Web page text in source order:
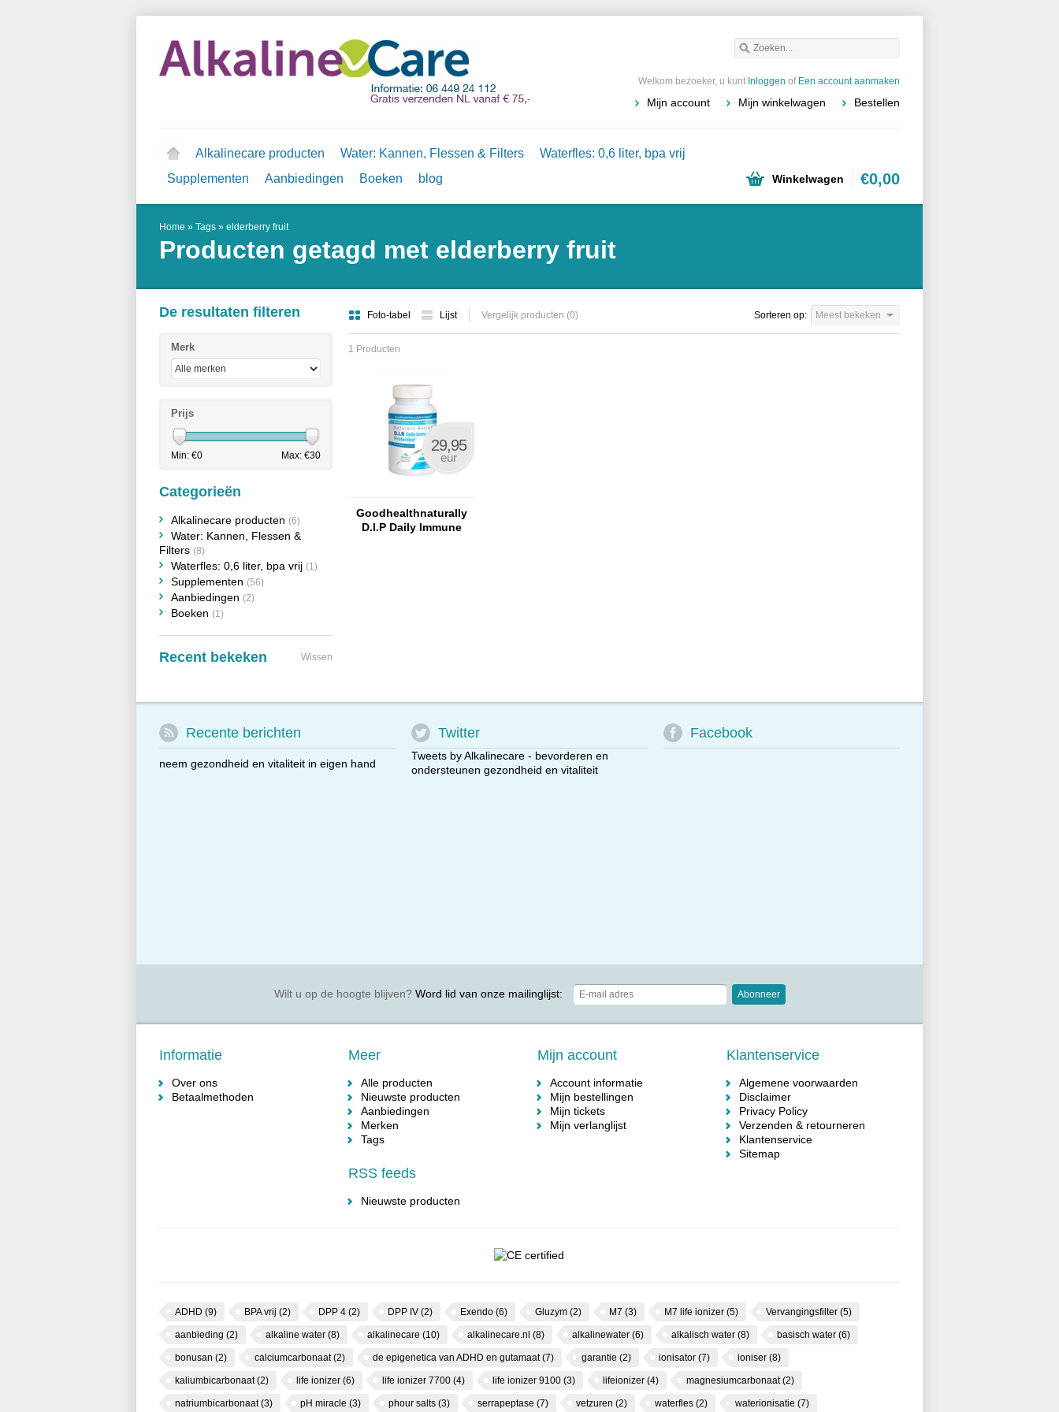
Welkom bezoeker, u kunt Inloggen of Een account aanmaken
Mijn account Mijn winkelwagen Bestellen
Alkalinecare producten Water: Kannen, Flessen & Filters
Waterfles: 0,6 liter, bpa vrij
Supplementen
Aanbiedingen Boeken blog Winkelwagen €0,00
Home » Tags » elderberry fruit
Producten getagd met elderberry fruit
Foto-tabel Lijst Vergelijk producten (0) Sorteren op: Meest bekeken
1 Producten
29,95
eur
Goodhealthnaturally
D.I.P Daily Immune
De resultaten filteren
Merk
Prijs
Min: €0 Max: €30
Categorieën
Alkalinecare producten (6)
Water: Kannen, Flessen &
Filters (8)
Waterfles: 0,6 liter, bpa vrij (1)
Supplementen (56)
Aanbiedingen (2)
Boeken (1)
Recent bekeken Wissen
Recente berichten
neem gezondheid en vitaliteit in eigen hand
Twitter
Tweets by Alkalinecare - bevorderen en
ondersteunen gezondheid en vitaliteit
Facebook
Wilt u op de hoogte blijven?Word lid van onze mailinglijst: Abonneer
Informatie
Over ons
Betaalmethoden
Meer
Alle producten
Nieuwste producten
Aanbiedingen
Merken
Tags
RSS feeds
Nieuwste producten
Mijn account
Account informatie
Mijn bestellingen
Mijn tickets
Mijn verlanglijst
Klantenservice
Algemene voorwaarden
Disclaimer
Privacy Policy
Verzenden & retourneren
Klantenservice
Sitemap
ADHD (9) BPA vrij (2) DPP 4 (2) DPP IV (2) Exendo (6) Gluzym (2) M7 (3) M7 life ionizer (5) Vervangingsfilter (5)
aanbieding (2) alkaline water (8) alkalinecare (10) alkalinecare.nl (8) alkalinewater (6) alkalisch water (8) basisch water (6)
bonusan (2) calciumcarbonaat(2) de epigenetica van ADHD en gutamaat(7) garantie (2) ionisator (7) ioniser (8)
kaliumbicarbonaat(2) life ionizer (6) life ionizer 7700 (4) life ionizer 9100 (3) lifeionizer (4) magnesiumcarbonaat(2)
natriumbicarbonaat(3) pH miracle (3) phour salts (3) serrapeptase (7) vetzuren (2) waterfles (2) waterionisatie (7)